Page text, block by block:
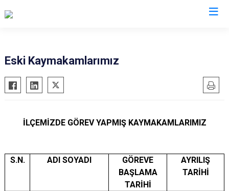
Ayvalık
Balya
Bigadiç
Dursunbey
Manyas
Savaştepe
Sındırgı
Eski Kaymakamlarımız
İLÇEMİZDE GÖREV YAPMIŞ KAYMAKAMLARIMIZ
S.N. ADI SOYADI
GÖREVE
BAŞLAMA
TARİHİ
AYRILIŞ
TARİHİ